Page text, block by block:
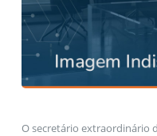
O secretário extraordinário